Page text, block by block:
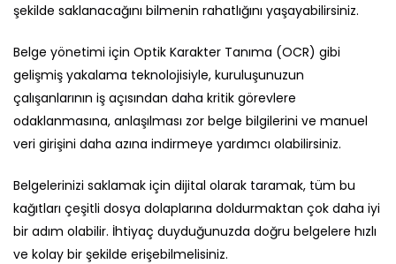
şekilde saklanacağını bilmenin rahatlığını yaşayabilirsiniz.
Belge yönetimi için Optik Karakter Tanıma (OCR) gibi
gelişmiş yakalama teknolojisiyle, kuruluşunuzun
çalışanlarının iş açısından daha kritik görevlere
odaklanmasına, anlaşılması zor belge bilgilerini ve manuel
veri girişini daha azına indirmeye yardımcı olabilirsiniz.
Belgelerinizi saklamak için dijital olarak taramak, tüm bu
kağıtları çeşitli dosya dolaplarına doldurmaktan çok daha iyi
bir adım olabilir. İhtiyaç duyduğunuzda doğru belgelere hızlı
ve kolay bir şekilde erişebilmelisiniz.